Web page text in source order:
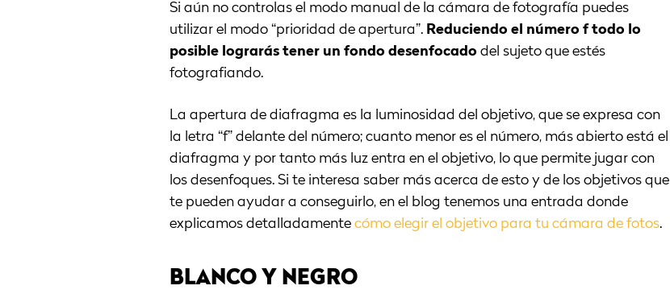
Si aún no controlas el modo manual de la cámara de fotografía puedes
utilizar el modo “prioridad de apertura”. Reduciendo el número f todo lo
posible lograrás tener un fondo desenfocado del sujeto que estés
fotografiando.
La apertura de diafragma es la luminosidad del objetivo, que se expresa con
la letra “f” delante del número; cuanto menor es el número, más abierto está el
diafragma y por tanto más luz entra en el objetivo, lo que permite jugar con
los desenfoques. Si te interesa saber más acerca de esto y de los objetivos que
te pueden ayudar a conseguirlo, en el blog tenemos una entrada donde
explicamos detalladamente cómo elegir el objetivo para tu cámara de fotos.
BLANCO Y NEGRO